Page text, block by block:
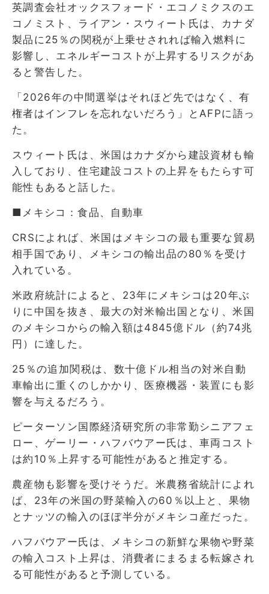
英調査会社オックスフォード・エコノミクスのエ
コノミスト、ライアン・スウィート氏は、カナダ
製品に25％の関税が上乗せされれば輸入燃料に
影響し、エネルギーコストが上昇するリスクがあ
ると警告した。
「2026年の中間選挙はそれほど先ではなく、有
権者はインフレを忘れないだろう」とAFPに語っ
た。
スウィート氏は、米国はカナダから建設資材も輸
入しており、住宅建設コストの上昇をもたらす可
能性もあると話した。
■メキシコ：食品、自動車
CRSによれば、米国はメキシコの最も重要な貿易
相手国であり、メキシコの輸出品の80％を受け
入れている。
米政府統計によると、23年にメキシコは20年ぶ
りに中国を抜き、最大の対米輸出国となり、米国
のメキシコからの輸入額は4845億ドル（約74兆
円）に達した。
25％の追加関税は、数十億ドル相当の対米自動
車輸出に重くのしかかり、医療機器・装置にも影
響を与えるだろう。
ピーターソン国際経済研究所の非常勤シニアフェ
ロー、ゲーリー・ハフバウアー氏は、車両コスト
は約10％上昇する可能性があると推定する。
農産物も影響を受けそうだ。米農務省統計によれ
ば、23年の米国の野菜輸入の60％以上と、果物
とナッツの輸入のほぼ半分がメキシコ産だった。
ハフバウアー氏は、メキシコの新鮮な果物や野菜
の輸入コスト上昇は、消費者にまるまる転嫁され
る可能性があると予測している。